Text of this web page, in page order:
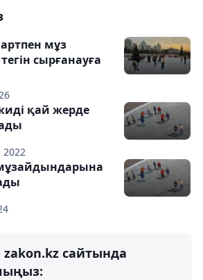
мұз
сырғанауға
2022
қай жерде
сайтында